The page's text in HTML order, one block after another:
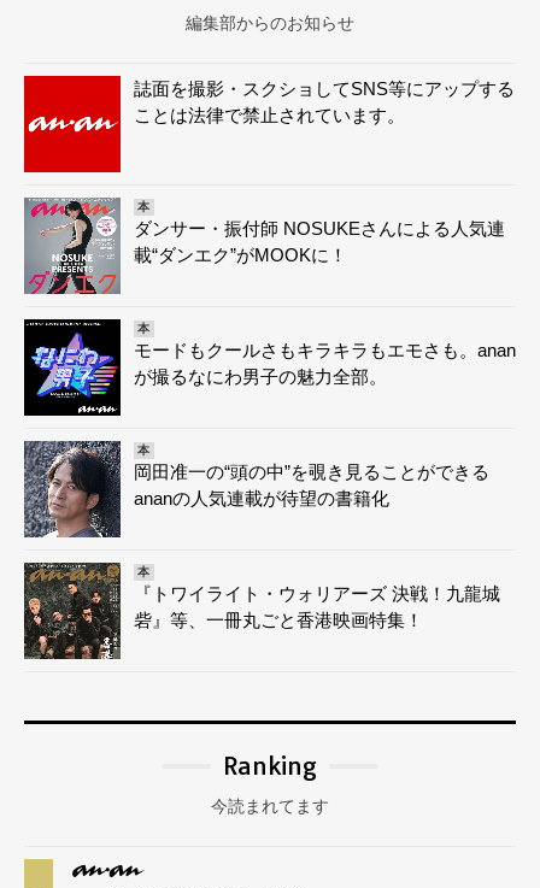
編集部からのお知らせ
誌面を撮影・スクショしてSNS等にアップする
ことは法律で禁止されています。
本
ダンサー・振付師 NOSUKEさんによる人気連
載“ダンエク”がMOOKに！
本
モードもクールさもキラキラもエモさも。anan
が撮るなにわ男子の魅力全部。
本
岡田准一の“頭の中”を覗き見ることができる
ananの人気連載が待望の書籍化
本
『トワイライト・ウォリアーズ 決戦！九龍城
砦』等、一冊丸ごと香港映画特集！
Ranking
今読まれてます